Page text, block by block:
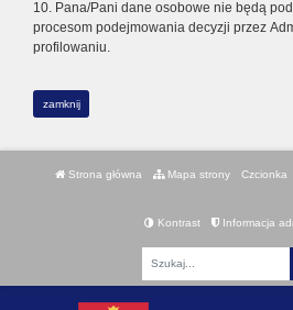
10. Pana/Pani dane osobowe nie będą
procesom podejmowania decyzji przez
profilowaniu.
zamknij
Strona główna Mapa strony Czcionka
Kontrast Informacja